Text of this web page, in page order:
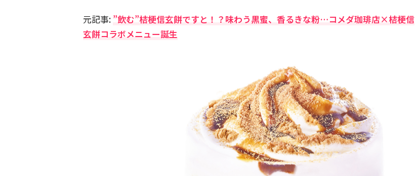
元記事: ”飲む”桔梗信玄餅ですと！？味わう黒蜜、香るきな粉…コメダ珈琲店×桔梗信
玄餅コラボメニュー誕生